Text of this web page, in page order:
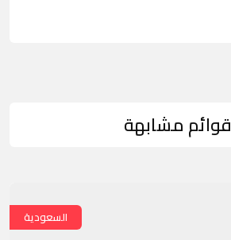
قوائم مشابهة
السعودية